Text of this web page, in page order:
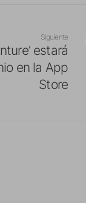
Siguiente
estará
en la App
Store